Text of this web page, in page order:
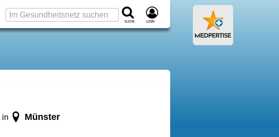
Suche Login
in Münster